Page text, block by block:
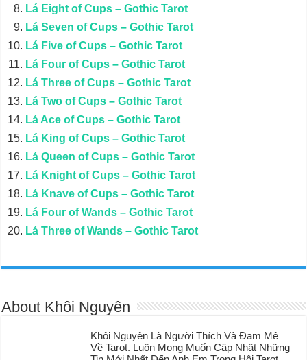
Lá Eight of Cups – Gothic Tarot
Lá Seven of Cups – Gothic Tarot
Lá Five of Cups – Gothic Tarot
Lá Four of Cups – Gothic Tarot
Lá Three of Cups – Gothic Tarot
Lá Two of Cups – Gothic Tarot
Lá Ace of Cups – Gothic Tarot
Lá King of Cups – Gothic Tarot
Lá Queen of Cups – Gothic Tarot
Lá Knight of Cups – Gothic Tarot
Lá Knave of Cups – Gothic Tarot
Lá Four of Wands – Gothic Tarot
Lá Three of Wands – Gothic Tarot
About Khôi Nguyên
Khôi Nguyên Là Người Thích Và Đam Mê
Về Tarot. Luôn Mong Muốn Cập Nhật Những